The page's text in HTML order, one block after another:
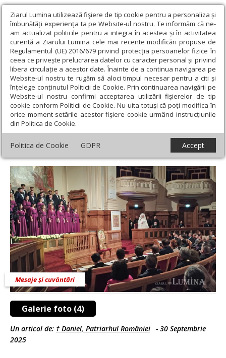
Ziarul Lumina utilizează fişiere de tip cookie pentru a personaliza și
îmbunătăți experiența ta pe Website-ul nostru. Te informăm că ne-
am actualizat politicile pentru a integra în acestea și în activitatea
curentă a Ziarului Lumina cele mai recente modificări propuse de
Regulamentul (UE) 2016/679 privind protecția persoanelor fizice în
ceea ce privește prelucrarea datelor cu caracter personal și privind
libera circulație a acestor date. Înainte de a continua navigarea pe
Website-ul nostru te rugăm să aloci timpul necesar pentru a citi și
înțelege conținutul Politicii de Cookie. Prin continuarea navigării pe
Website-ul nostru confirmi acceptarea utilizării fişierelor de tip
cookie conform Politicii de Cookie. Nu uita totuși că poți modifica în
orice moment setările acestor fişiere cookie urmând instrucțiunile
din Politica de Cookie.
Politica de Cookie GDPR Accept
Ziarul Lumina › Actualitate religioasă › Mesaje și cuvântări ›
Mărturisirea credinței și cultivarea recunoștinței față de Dumnezeu
prin muzica bisericească
Mărturisirea credinței și cultivarea
recunoștinței față de Dumnezeu prin
muzica bisericească
Galerie foto (4)
Mesaje și cuvântări
Un articol de: † Daniel, Patriarhul României - 30 Septembrie
2025